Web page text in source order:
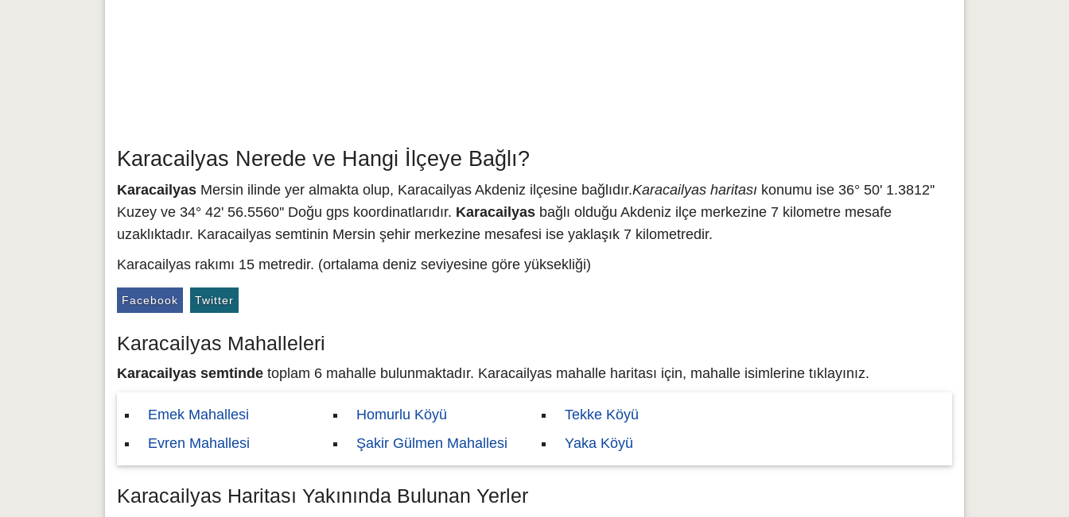
Karacailyas Nerede ve Hangi İlçeye Bağlı?
Karacailyas Mersin ilinde yer almakta olup, Karacailyas Akdeniz ilçesine bağlıdır.Karacailyas haritası konumu ise 36° 50' 1.3812''
Kuzey ve 34° 42' 56.5560'' Doğu gps koordinatlarıdır. Karacailyas bağlı olduğu Akdeniz ilçe merkezine 7 kilometre mesafe
uzaklıktadır. Karacailyas semtinin Mersin şehir merkezine mesafesi ise yaklaşık 7 kilometredir.
Karacailyas rakımı 15 metredir. (ortalama deniz seviyesine göre yüksekliği)
Facebook Twitter
Karacailyas Mahalleleri
Karacailyas semtinde toplam 6 mahalle bulunmaktadır. Karacailyas mahalle haritası için, mahalle isimlerine tıklayınız.
Emek Mahallesi
Evren Mahallesi
Homurlu Köyü
Şakir Gülmen Mahallesi
Tekke Köyü
Yaka Köyü
Karacailyas Haritası Yakınında Bulunan Yerler